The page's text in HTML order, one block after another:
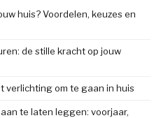
huis? Voordelen, keuzes en
de stille kracht op jouw
verlichting om te gaan in huis
te laten leggen: voorjaar,